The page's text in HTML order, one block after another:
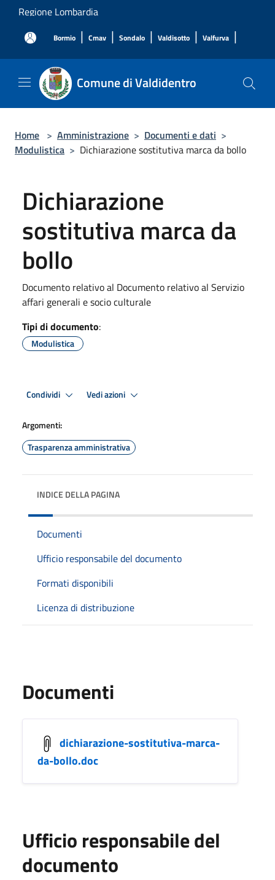
Salta al contenuto principale
Regione Lombardia
Bormio | Cmav | Sondalo | Valdisotto | Valfurva |
Comune di Valdidentro
Home > Amministrazione > Documenti e dati >
Modulistica > Dichiarazione sostitutiva marca da bollo
Dichiarazione
sostitutiva marca da
bollo
Documento relativo al Documento relativo al Servizio
affari generali e socio culturale
Tipi di documento:
Modulistica
Condividi Vedi azioni
Argomenti:
Trasparenza amministrativa
INDICE DELLA PAGINA
Documenti
Ufficio responsabile del documento
Formati disponibili
Licenza di distribuzione
Documenti
dichiarazione-sostitutiva-marca-
da-bollo.doc
Ufficio responsabile del
documento